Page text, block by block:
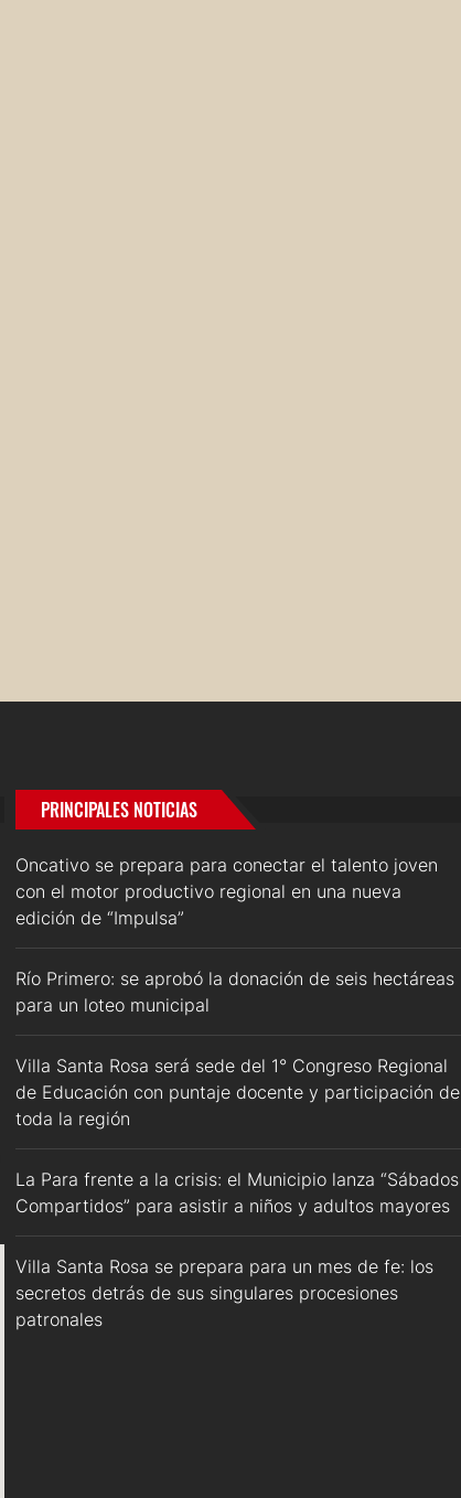
PRINCIPALES NOTICIAS
Oncativo se prepara para conectar el talento joven
con el motor productivo regional en una nueva
edición de “Impulsa”
Río Primero: se aprobó la donación de seis hectáreas
para un loteo municipal
Villa Santa Rosa será sede del 1° Congreso Regional
de Educación con puntaje docente y participación de
toda la región
La Para frente a la crisis: el Municipio lanza “Sábados
Compartidos” para asistir a niños y adultos mayores
Villa Santa Rosa se prepara para un mes de fe: los
secretos detrás de sus singulares procesiones
patronales